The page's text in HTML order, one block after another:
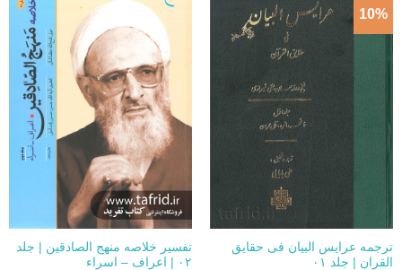
10%
ترجمه عرایس البیان فی حقایق
القران | جلد ۰۱
تفسیر خلاصه منهج الصادقین | جلد
۰۲ | اعراف – اسراء